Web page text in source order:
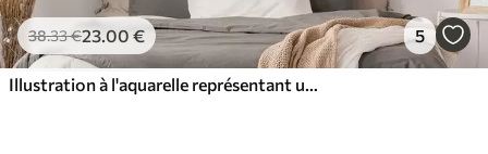
38.33€23 .00 € 5